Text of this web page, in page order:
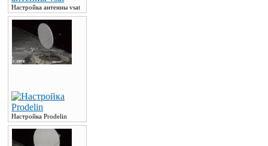
Настройка антенны vsat
Настройка Prodelin